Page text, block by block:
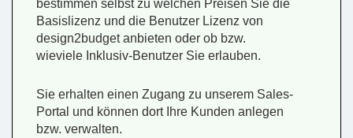
bestimmen selbst zu welchen Preisen Sie die
Basislizenz und die Benutzer Lizenz von
design2budget anbieten oder ob bzw.
wieviele Inklusiv-Benutzer Sie erlauben.
Sie erhalten einen Zugang zu unserem Sales-
Portal und können dort Ihre Kunden anlegen
bzw. verwalten.